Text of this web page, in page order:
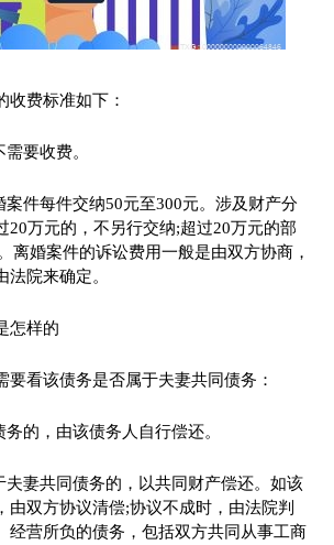
收费标准如下：
要收费。
案件每件交纳50元至300元。涉及财产分
20万元的，不另行交纳;超过20万元的部
离婚案件的诉讼费用一般是由双方协商，
院来确定。
怎样的
要看该债务是否属于夫妻共同债务：
的，由该债务人自行偿还。
夫妻共同债务的，以共同财产偿还。如该
由双方协议清偿;协议不成时，由法院判
经营所负的债务，包括双方共同从事工商